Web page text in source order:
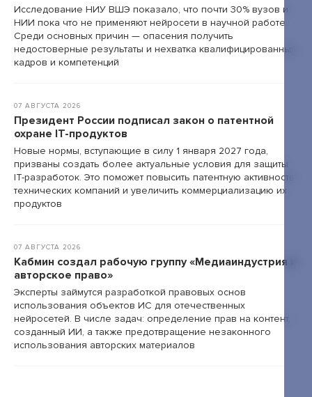
Исследование НИУ ВШЭ показало, что почти 30% вузов и
НИИ пока что не применяют нейросети в научной работе.
Среди основных причин — опасения получить
недостоверные результаты и нехватка квалифицированных
кадров и компетенций
07 АВГУСТА 2026
Президент России подписал закон о патентной
охране IT-продуктов
Новые нормы, вступающие в силу 1 января 2027 года,
призваны создать более актуальные условия для защиты
IT-разработок. Это поможет повысить патентную активность
технических компаний и увеличить коммерциализацию их
продуктов
07 АВГУСТА 2026
Кабмин создал рабочую группу «Медиаиндустрия и
авторское право»
Эксперты займутся разработкой правовых основ
использования объектов ИС для отечественных
нейросетей. В числе задач: определение прав на контент,
созданный ИИ, а также предотвращение незаконного
использования авторских материалов